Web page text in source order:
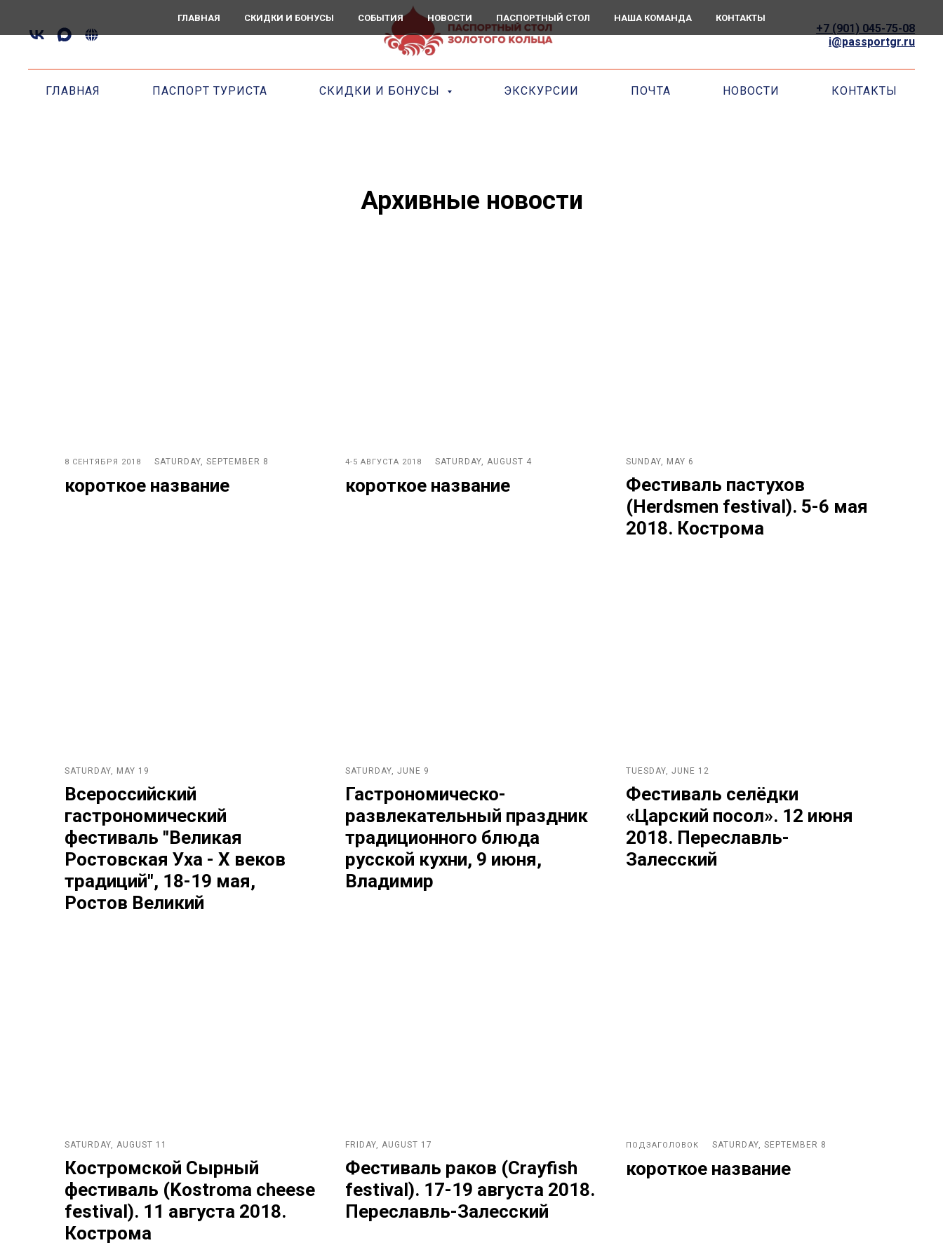
+7 (901) 045-75-08
i@passportgr.ru
ГЛАВНАЯ ПАСПОРТ ТУРИСТА СКИДКИ И БОНУСЫ ЭКСКУРСИИ ПОЧТА НОВОСТИ КОНТАКТЫ
ГЛАВНАЯ СКИДКИ И БОНУСЫ СОБЫТИЯ НОВОСТИ ПАСПОРТНЫЙ СТОЛ НАША КОМАНДА КОНТАКТЫ
Архивные новости
8 СЕНТЯБРЯ 2018 SATURDAY, SEPTEMBER 8
короткое название
4-5 АВГУСТА 2018 SATURDAY, AUGUST 4
короткое название
SUNDAY, MAY 6
Фестиваль пастухов
(Herdsmen festival). 5-6 мая
2018. Кострома
SATURDAY, MAY 19
Всероссийский
гастрономический
фестиваль "Великая
Ростовская Уха - X веков
традиций", 18-19 мая,
Ростов Великий
SATURDAY, JUNE 9
Гастрономическо-
развлекательный праздник
традиционного блюда
русской кухни, 9 июня,
Владимир
TUESDAY, JUNE 12
Фестиваль селёдки
«Царский посол». 12 июня
2018. Переславль-
Залесский
SATURDAY, AUGUST 11
Костромской Сырный
фестиваль (Kostroma cheese
festival). 11 августа 2018.
Кострома
FRIDAY, AUGUST 17
Фестиваль раков (Crayfish
festival). 17-19 августа 2018.
Переславль-Залесский
ПОДЗАГОЛОВОК SATURDAY, SEPTEMBER 8
короткое название